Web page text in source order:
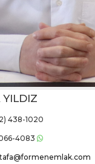
YILDIZ
438-1020
4083